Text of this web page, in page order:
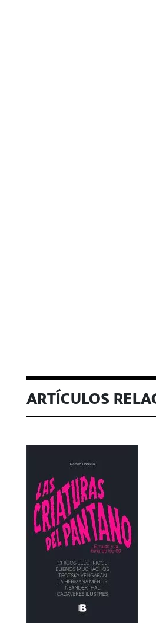
ARTÍCULOS